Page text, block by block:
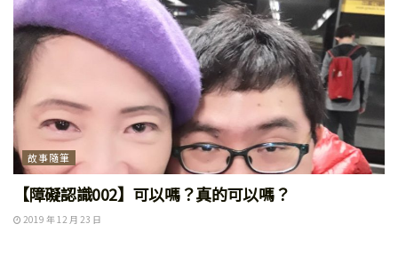
故事隨筆
【障礙認識002】可以嗎？真的可以嗎？
2019 年 12 月 23 日